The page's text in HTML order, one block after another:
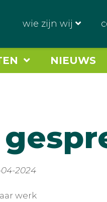
wie zijn wij
NIEUWS
2024
werk